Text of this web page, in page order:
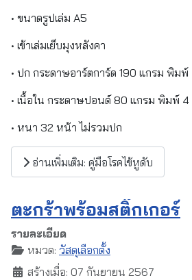
• ขนาดรูปเล่ม A5
• เข้าเล่มเย็บมุงหลังคา
• ปก กระดาษอาร์ตการ์ด 190 แกรม พิมพ์
• เนื้อใน กระดาษปอนด์ 80 แกรม พิมพ์ 4
• หนา 32 หน้า ไม่รวมปก
อ่านเพิ่มเติม: คู่มือโรคไข้หูดับ
ตะกร้าพร้อมสติ๊กเกอร์
รายละเอียด
หมวด: วัสดุเลือกตั้ง
สร้างเมื่อ: 07 กันยายน 2567